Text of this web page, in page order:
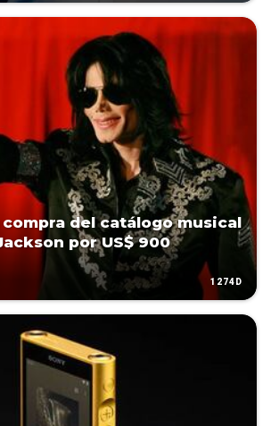
del catálogo musical
por US$ 900
1274D